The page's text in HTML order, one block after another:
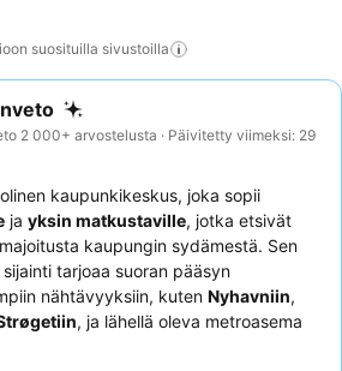
suosituilla sivustoilla
2 000+ arvostelusta · Päivitetty viimeksi: 29
kaupunkikeskus, joka sopii
ja yksin matkustaville, jotka etsivät
kaupungin sydämestä. Sen
tarjoaa suoran pääsyn
nähtävyyksiin, kuten Nyhavniin,
, ja lähellä oleva metroasema